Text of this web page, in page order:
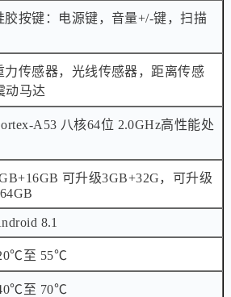
胶按键：电源键，音量+/-键，扫描
力传感器，光线传感器，距离传感
动马达
A53 八核64位 2.0GHz高性能处
可升级3GB+32G，可升级
8.1
至 55℃
至 70℃